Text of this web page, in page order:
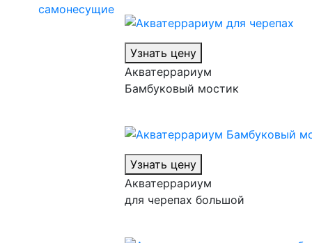
самонесущие
Узнать цену
Акватеррариум
Бамбуковый мостик
Узнать цену
Акватеррариум
для черепах большой